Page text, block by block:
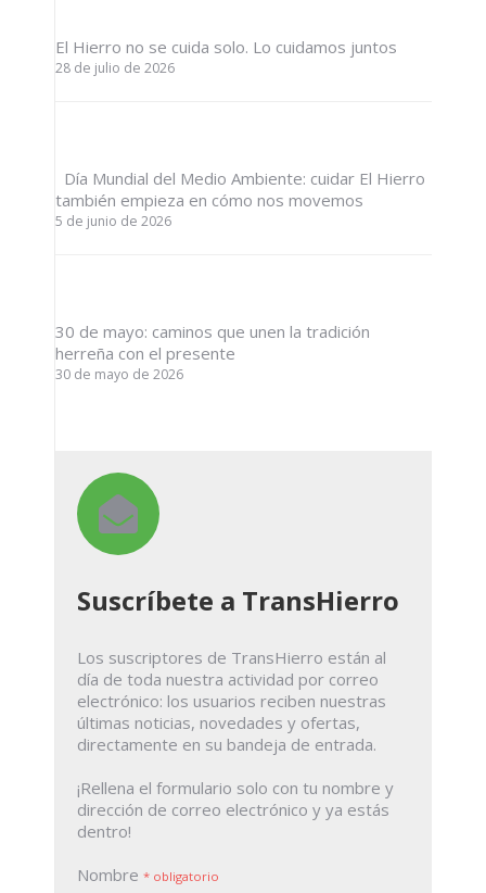
El Hierro no se cuida solo. Lo cuidamos juntos
28 de julio de 2026
Día Mundial del Medio Ambiente: cuidar El Hierro
también empieza en cómo nos movemos
5 de junio de 2026
30 de mayo: caminos que unen la tradición
herreña con el presente
30 de mayo de 2026
Suscríbete a TransHierro
Los suscriptores de TransHierro están al
día de toda nuestra actividad por correo
electrónico: los usuarios reciben nuestras
últimas noticias, novedades y ofertas,
directamente en su bandeja de entrada.
¡Rellena el formulario solo con tu nombre y
dirección de correo electrónico y ya estás
dentro!
Nombre * obligatorio